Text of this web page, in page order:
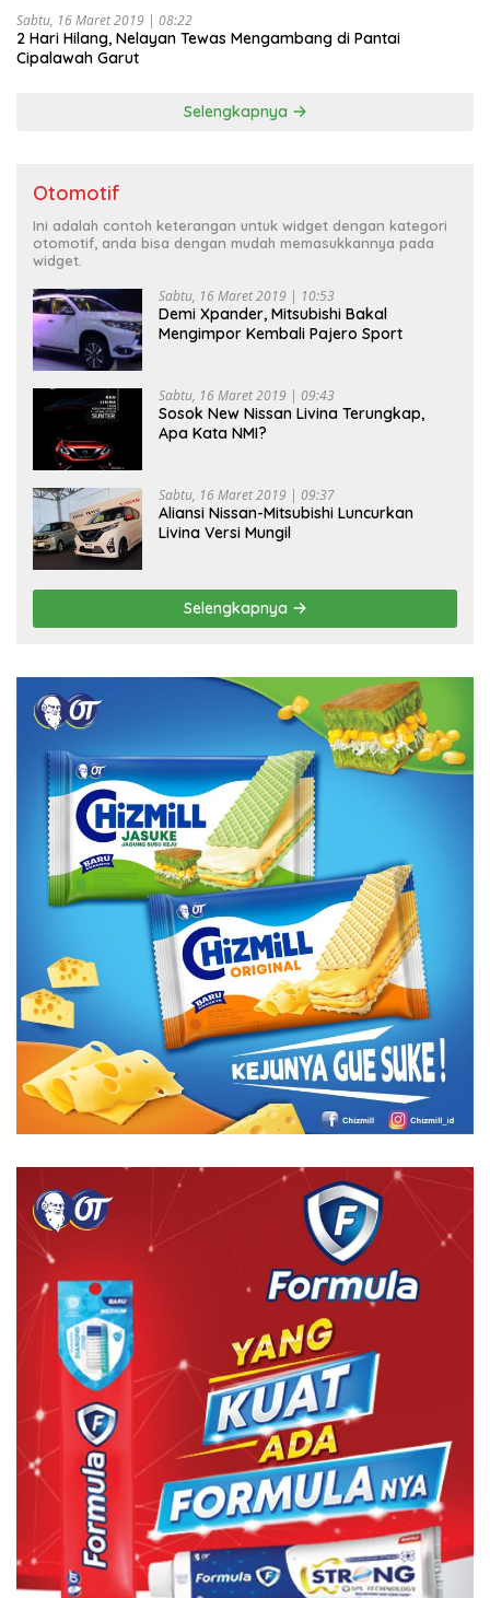
Sabtu, 16 Maret 2019 | 08:22
2 Hari Hilang, Nelayan Tewas Mengambang di Pantai
Cipalawah Garut
Selengkapnya
Otomotif
Ini adalah contoh keterangan untuk widget dengan kategori
otomotif, anda bisa dengan mudah memasukkannya pada
widget.
Sabtu, 16 Maret 2019 | 10:53
Demi Xpander, Mitsubishi Bakal
Mengimpor Kembali Pajero Sport
Sabtu, 16 Maret 2019 | 09:43
Sosok New Nissan Livina Terungkap,
Apa Kata NMI?
Sabtu, 16 Maret 2019 | 09:37
Aliansi Nissan-Mitsubishi Luncurkan
Livina Versi Mungil
Selengkapnya